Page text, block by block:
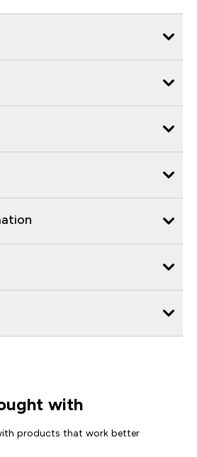
with
products that work better